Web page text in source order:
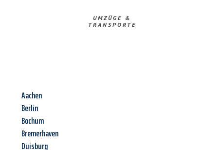
UMZÜGE &
TRANSPORTE
Aachen
Berlin
Bochum
Bremerhaven
Duisburg